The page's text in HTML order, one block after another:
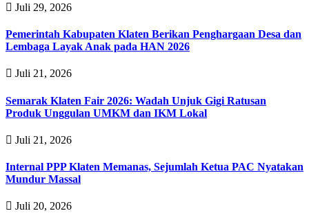
Juli 29, 2026
Pemerintah Kabupaten Klaten Berikan Penghargaan Desa dan
Lembaga Layak Anak pada HAN 2026
Juli 21, 2026
Semarak Klaten Fair 2026: Wadah Unjuk Gigi Ratusan
Produk Unggulan UMKM dan IKM Lokal
Juli 21, 2026
Internal PPP Klaten Memanas, Sejumlah Ketua PAC Nyatakan
Mundur Massal
Juli 20, 2026